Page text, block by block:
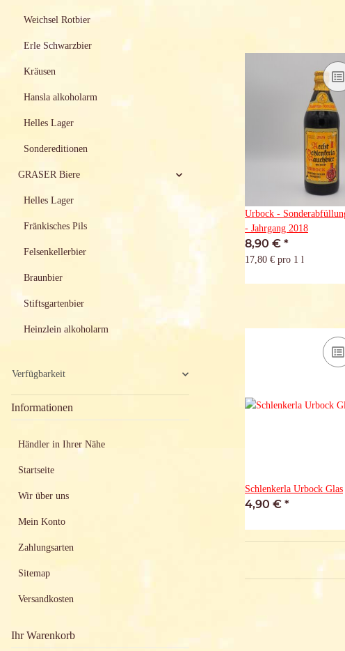
Urbock -
- Jahrgang 2018
8,90 € *
17,80 € pro 1 l
Schlenkerla Urbock Glas
4,90 € *
Weichsel Rotbier
Erle Schwarzbier
Kräusen
Hansla alkoholarm
Helles Lager
Sondereditionen
GRASER Biere
Helles Lager
Fränkisches Pils
Felsenkellerbier
Braunbier
Stiftsgartenbier
Heinzlein alkoholarm
Verfügbarkeit
Informationen
Händler in Ihrer Nähe
Startseite
Wir über uns
Mein Konto
Zahlungsarten
Sitemap
Versandkosten
Ihr Warenkorb